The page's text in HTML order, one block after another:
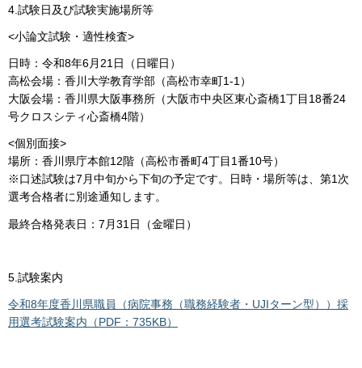
4.試験日及び試験実施場所等
<小論文試験・適性検査>
日時：令和8年6月21日（日曜日）
高松会場：香川大学教育学部（高松市幸町1-1）
大阪会場：香川県大阪事務所（大阪市中央区東心斎橋1丁目18番24
号クロスシティ心斎橋4階）
<個別面接>
場所：香川県庁本館12階（高松市番町4丁目1番10号）
※口述試験は7月中旬から下旬の予定です。日時・場所等は、第1次
選考合格者に別途通知します。
最終合格発表日：7月31日（金曜日）
5.試験案内
令和8年度香川県職員（病院事務（職務経験者・UJIターン型））採
用選考試験案内（PDF：735KB）